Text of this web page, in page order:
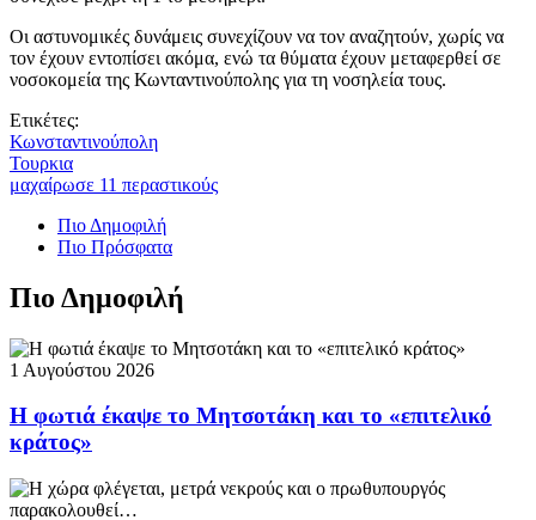
Οι αστυνομικές δυνάμεις συνεχίζουν να τον αναζητούν, χωρίς να
τον έχουν εντοπίσει ακόμα, ενώ τα θύματα έχουν μεταφερθεί σε
νοσοκομεία της Κωνταντινούπολης για τη νοσηλεία τους.
Ετικέτες:
Κωνσταντινούπολη
Τουρκια
μαχαίρωσε 11 περαστικούς
Πιο Δημοφιλή
Πιο Πρόσφατα
Πιο Δημοφιλή
1 Αυγούστου 2026
Η φωτιά έκαψε το Μητσοτάκη και το «επιτελικό
κράτος»